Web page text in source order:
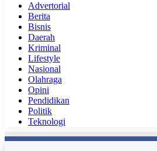
Advertorial
Berita
Bisnis
Daerah
Kriminal
Lifestyle
Nasional
Olahraga
Opini
Pendidikan
Politik
Teknologi